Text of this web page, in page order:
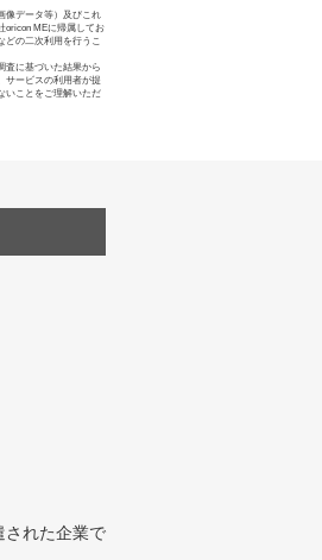
像データ等）及びこれ
oricon MEに帰属してお
どの二次利用を行うこ
査に基づいた結果から
サービスの利用者が提
いことをご理解いただ
された企業で